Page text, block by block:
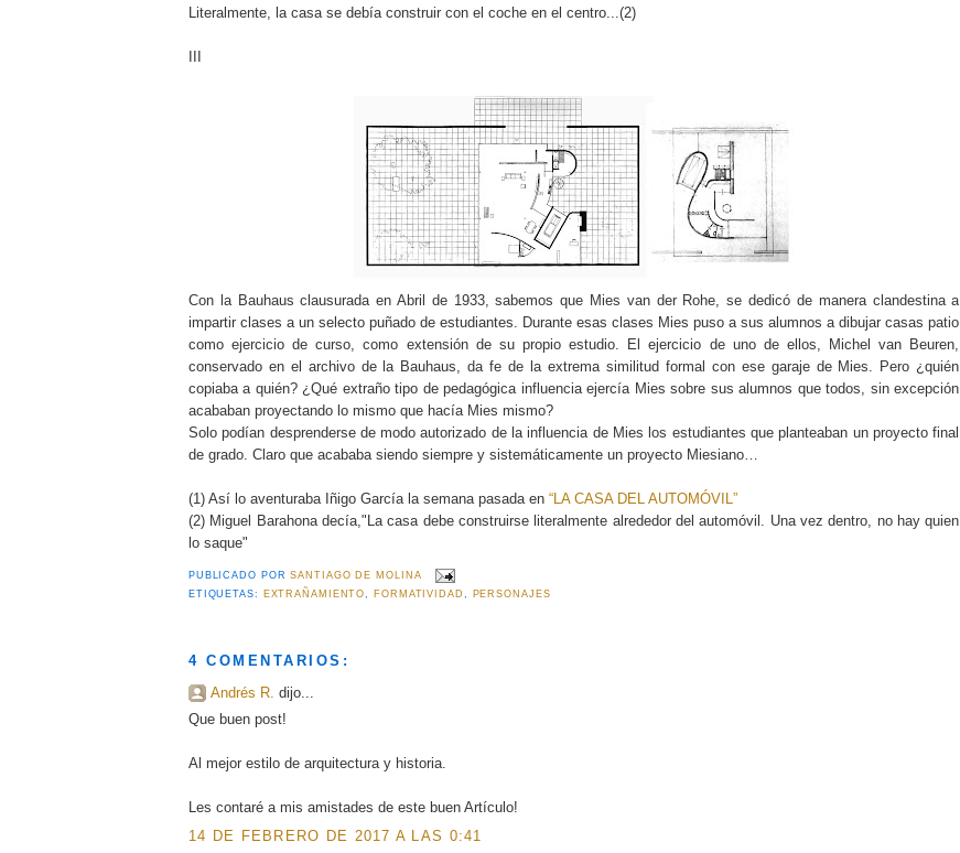
Literalmente, la casa se debía construir con el coche en el centro...(2)
III
Con la Bauhaus clausurada en Abril de 1933, sabemos que Mies van der Rohe, se dedicó de manera clandestina a
impartir clases a un selecto puñado de estudiantes. Durante esas clases Mies puso a sus alumnos a dibujar casas patio
como ejercicio de curso, como extensión de su propio estudio. El ejercicio de uno de ellos, Michel van Beuren,
conservado en el archivo de la Bauhaus, da fe de la extrema similitud formal con ese garaje de Mies. Pero ¿quién
copiaba a quién? ¿Qué extraño tipo de pedagógica influencia ejercía Mies sobre sus alumnos que todos, sin excepción
acababan proyectando lo mismo que hacía Mies mismo?
Solo podían desprenderse de modo autorizado de la influencia de Mies los estudiantes que planteaban un proyecto final
de grado. Claro que acababa siendo siempre y sistemáticamente un proyecto Miesiano…
(1) Así lo aventuraba Iñigo García la semana pasada en “LA CASA DEL AUTOMÓVIL”
(2) Miguel Barahona decía,"La casa debe construirse literalmente alrededor del automóvil. Una vez dentro, no hay quien
lo saque"
PUBLICADO PORSANTIAGO DE MOLINA
ETIQUETAS:
EXTRAÑAMIENTO, FORMATIVIDAD , PERSONAJES
4 COMENTARIOS:
Andrés R. dijo...
Que buen post!
Al mejor estilo de arquitectura y historia.
Les contaré a mis amistades de este buen Artículo!
14 DE FEBRERO DE 2017 A LAS 0:41